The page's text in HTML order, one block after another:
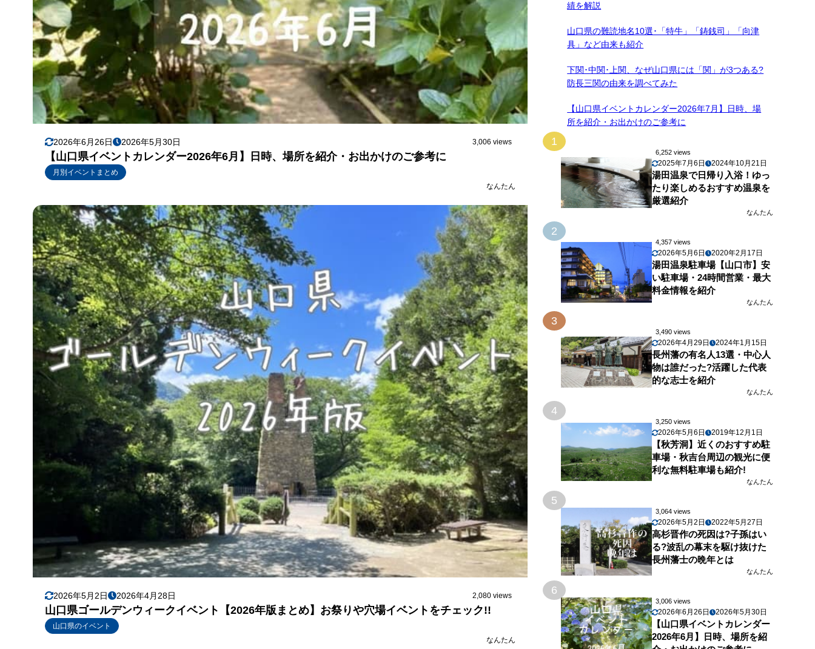
2026年6月26日 2026年5月30日 3,006 views
【山口県イベントカレンダー2026年6月】日時、場所を紹介・お出かけのご参考に
月別イベントまとめ
なんたん
2026年5月2日 2026年4月28日 2,080 views
山口県ゴールデンウィークイベント【2026年版まとめ】お祭りや穴場イベントをチェック!!
山口県のイベント
なんたん
績を解説
山口県の難読地名10選･「特牛」「鋳銭司」「向津
具」など由来も紹介
下関･中関･上関、なぜ山口県には「関」が3つある?
防長三関の由来を調べてみた
【山口県イベントカレンダー2026年7月】日時、場
所を紹介・お出かけのご参考に
1
6,252 views
2025年7月6日 2024年10月21日
湯田温泉で日帰り入浴！ゆっ
たり楽しめるおすすめ温泉を
厳選紹介
なんたん
2
4,357 views
2026年5月6日 2020年2月17日
湯田温泉駐車場【山口市】安
い駐車場・24時間営業・最大
料金情報を紹介
なんたん
3
3,490 views
2026年4月29日 2024年1月15日
長州藩の有名人13選・中心人
物は誰だった?活躍した代表
的な志士を紹介
なんたん
4
3,250 views
2026年5月6日 2019年12月1日
【秋芳洞】近くのおすすめ駐
車場・秋吉台周辺の観光に便
利な無料駐車場も紹介!
なんたん
5
3,064 views
2026年5月2日 2022年5月27日
高杉晋作の死因は?子孫はい
る?波乱の幕末を駆け抜けた
長州藩士の晩年とは
なんたん
6
3,006 views
2026年6月26日 2026年5月30日
【山口県イベントカレンダー
2026年6月】日時、場所を紹